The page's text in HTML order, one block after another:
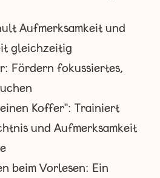
Aufmerksamkeit und
gleichzeitig
Fördern fokussiertes,
Koffer": Trainiert
und Aufmerksamkeit
beim Vorlesen: Ein